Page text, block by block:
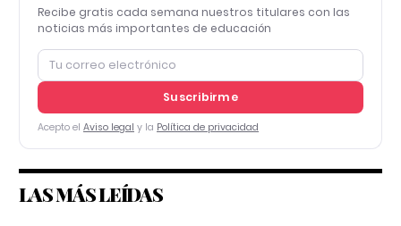
Recibe gratis cada semana nuestros titulares con las
noticias más importantes de educación
Suscribirme
Acepto el Aviso legal y la Política de privacidad
LAS MÁS LEÍDAS